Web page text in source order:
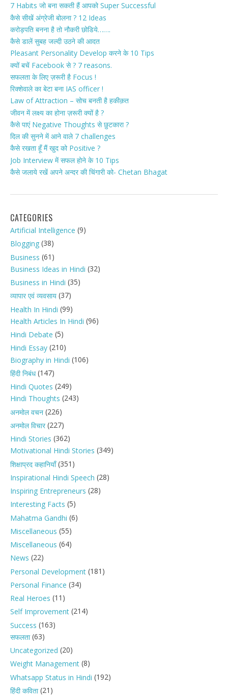
7 Habits जो बना सकती हैं आपको Super Successful
कैसे सीखें अंग्रेजी बोलना ? 12 Ideas
करोड़पति बनना है तो नौकरी छोडिये…….
कैसे डालें सुबह जल्दी उठने की आदत
Pleasant Personality Develop करने के 10 Tips
क्यों बचें Facebook से ? 7 reasons.
सफलता के लिए ज़रूरी है Focus !
रिक्शेवाले का बेटा बना IAS officer !
Law of Attraction – सोच बनती है हकीक़त
जीवन में लक्ष्य का होना ज़रूरी क्यों है ?
कैसे पाएं Negative Thoughts से छुटकारा ?
दिल की सुनने में आने वाले 7 challenges
कैसे रखता हूँ मैं खुद को Positive ?
Job Interview में सफल होने के 10 Tips
कैसे जलाये रखें अपने अन्दर की चिंगारी को- Chetan Bhagat
CATEGORIES
Artificial Intelligence (9)
Blogging (38)
Business (61)
Business Ideas in Hindi (32)
Business in Hindi (35)
व्यापार एवं व्यवसाय (37)
Health In Hindi (99)
Health Articles In Hindi (96)
Hindi Debate (5)
Hindi Essay (210)
Biography in Hindi (106)
हिंदी निबंध(147)
Hindi Quotes (249)
Hindi Thoughts (243)
अनमोल वचन (226)
अनमोल विचार(227)
Hindi Stories (362)
Motivational Hindi Stories (349)
शिक्षाप्रद कहानियाँ(351)
Inspirational Hindi Speech (28)
Inspiring Entrepreneurs (28)
Interesting Facts (5)
Mahatma Gandhi (6)
Miscellaneous (55)
Miscellaneous (64)
News (22)
Personal Development (181)
Personal Finance (34)
Real Heroes (11)
Self Improvement (214)
Success (163)
सफलता(63)
Uncategorized (20)
Weight Management (8)
Whatsapp Status in Hindi (192)
हिंदी कविता(21)